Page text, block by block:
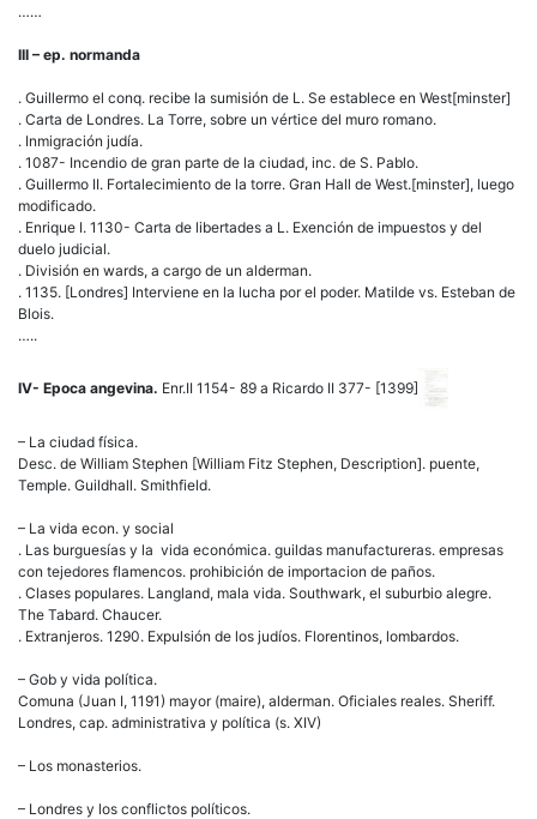
……
III – ep. normanda
. Guillermo el conq. recibe la sumisión de L. Se establece en West[minster]
. Carta de Londres. La Torre, sobre un vértice del muro romano.
. Inmigración judía.
. 1087- Incendio de gran parte de la ciudad, inc. de S. Pablo.
. Guillermo II. Fortalecimiento de la torre. Gran Hall de West.[minster], luego
modificado.
. Enrique I. 1130- Carta de libertades a L. Exención de impuestos y del
duelo judicial.
. División en wards, a cargo de un alderman.
. 1135. [Londres] Interviene en la lucha por el poder. Matilde vs. Esteban de
Blois.
…..
IV- Epoca angevina. Enr.II 1154- 89 a Ricardo II 377- [1399]
– La ciudad física.
Desc. de William Stephen [William Fitz Stephen, Description]. puente,
Temple. Guildhall. Smithfield.
– La vida econ. y social
. Las burguesías y la vida económica. guildas manufactureras. empresas
con tejedores flamencos. prohibición de importacion de paños.
. Clases populares. Langland, mala vida. Southwark, el suburbio alegre.
The Tabard. Chaucer.
. Extranjeros. 1290. Expulsión de los judíos. Florentinos, lombardos.
– Gob y vida política.
Comuna (Juan I, 1191) mayor (maire), alderman. Oficiales reales. Sheriff.
Londres, cap. administrativa y política (s. XIV)
– Los monasterios.
– Londres y los conflictos políticos.